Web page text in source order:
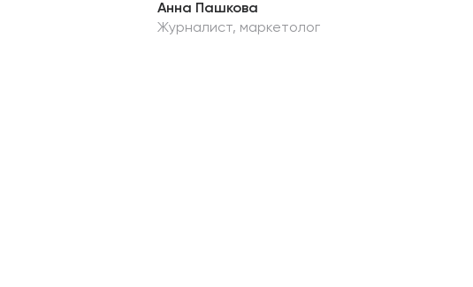
Анна Пашкова
Журналист, маркетолог